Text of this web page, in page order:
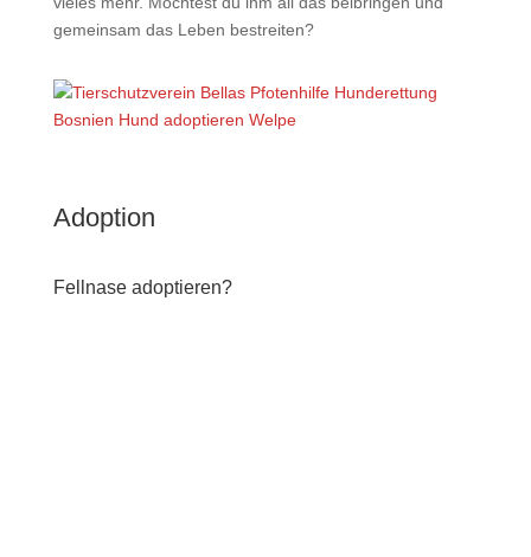
gemeinsam das Leben bestreiten?
Adoption
Fellnase adoptieren?